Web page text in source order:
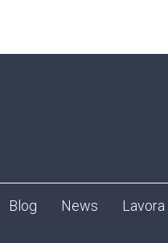
Blog News